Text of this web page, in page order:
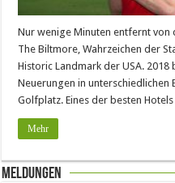
Nur wenige Minuten entfernt
The Biltmore, Wahrzeichen der
Historic Landmark der USA.
Neuerungen in unterschiedlichen
Golfplatz. Eines der besten
Mehr
Meldungen